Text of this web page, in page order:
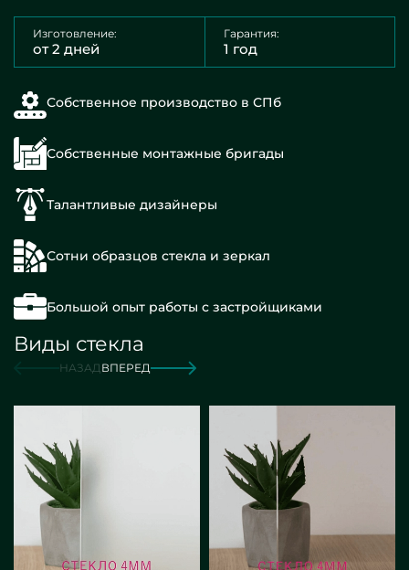
Изготовление:
от 2 дней
Гарантия:
1 год
Собственное производство в СПб
Собственные монтажные бригады
Талантливые дизайнеры
Сотни образцов стекла и зеркал
Большой опыт работы с застройщиками
Виды стекла
НАЗАДВПЕРЕД